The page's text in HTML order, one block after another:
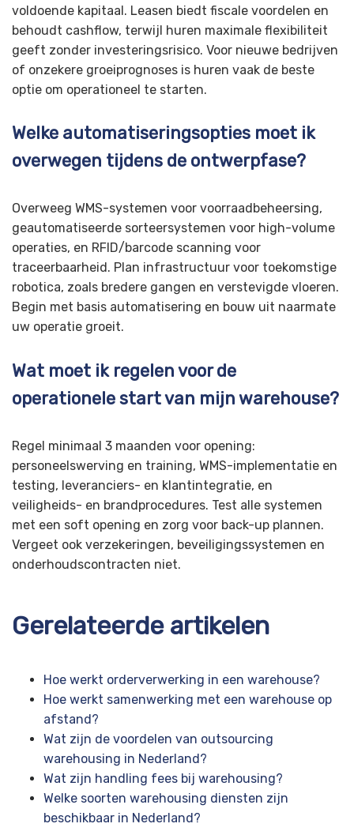
voldoende kapitaal. Leasen biedt fiscale voordelen en
behoudt cashflow, terwijl huren maximale flexibiliteit
geeft zonder investeringsrisico. Voor nieuwe bedrijven
of onzekere groeiprognoses is huren vaak de beste
optie om operationeel te starten.
Welke automatiseringsopties moet ik
overwegen tijdens de ontwerpfase?
Overweeg WMS-systemen voor voorraadbeheersing,
geautomatiseerde sorteersystemen voor high-volume
operaties, en RFID/barcode scanning voor
traceerbaarheid. Plan infrastructuur voor toekomstige
robotica, zoals bredere gangen en verstevigde vloeren.
Begin met basis automatisering en bouw uit naarmate
uw operatie groeit.
Wat moet ik regelen voor de
operationele start van mijn warehouse?
Regel minimaal 3 maanden voor opening:
personeelswerving en training, WMS-implementatie en
testing, leveranciers- en klantintegratie, en
veiligheids- en brandprocedures. Test alle systemen
met een soft opening en zorg voor back-up plannen.
Vergeet ook verzekeringen, beveiligingssystemen en
onderhoudscontracten niet.
Gerelateerde artikelen
Hoe werkt orderverwerking in een warehouse?
Hoe werkt samenwerking met een warehouse op
afstand?
Wat zijn de voordelen van outsourcing
warehousing in Nederland?
Wat zijn handling fees bij warehousing?
Welke soorten warehousing diensten zijn
beschikbaar in Nederland?